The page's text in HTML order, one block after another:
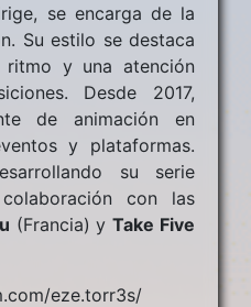
se encarga de la
Su estilo se destaca
y una atención
Desde 2017,
de animación en
y plataformas.
su serie
con las
(Francia) yTake Five
eze.torr3s/